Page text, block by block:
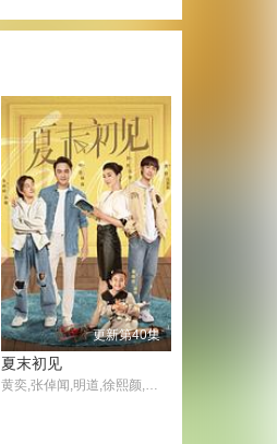
更新第40集
夏末初见